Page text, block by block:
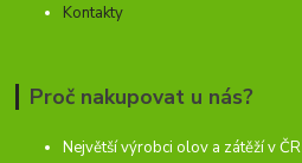
Kontakty
Proč nakupovat u nás?
Největší výrobci olov a zátěží v ČR